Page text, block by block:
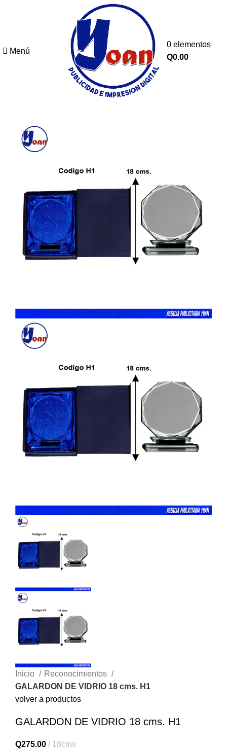
Menú
0 elementos
Q0.00
Inicio
Reconocimientos
GALARDON DE VIDRIO 18 cms. H1
volver a productos
GALARDON DE VIDRIO 18 cms. H1
Q275.00 18cms
Buscar
Comience a escribir para ver los productos que está buscando.